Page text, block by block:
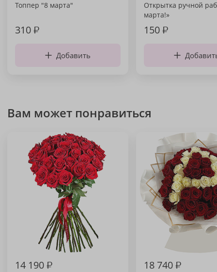
Топпер "8 марта"
310₽
Добавить
Открытка ручной
марта!»
150₽
Вам может понравиться
14 190₽ 18 740₽